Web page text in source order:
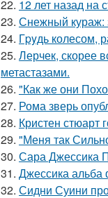
22. 12 лет назад на
23. Снежный кураж:
24. Гpyдь колесом,
25. Лерчек, скорее
метастазами.
26. "Как же они
27. Рома зверь
28. Кристен стюарт
29. "Меня так
30. Сара Джессика
31. Джессика альба
32. Сидни Суини